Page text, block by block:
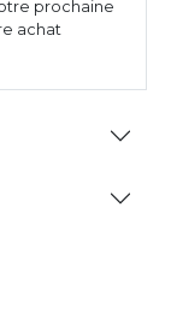
prochaine
achat